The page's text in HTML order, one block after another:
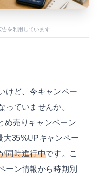
を利用しています
けど、今キャンペー
っていませんか。
め売りキャンペーン
大35%UPキャンペー
同時進行中です。こ
ーン情報から時期別